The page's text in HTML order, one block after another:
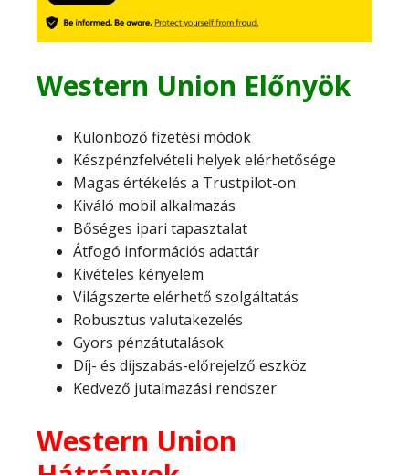
Western Union Előnyök
Különböző fizetési módok
Készpénzfelvételi helyek elérhetősége
Magas értékelés a Trustpilot-on
Kiváló mobil alkalmazás
Bőséges ipari tapasztalat
Átfogó információs adattár
Kivételes kényelem
Világszerte elérhető szolgáltatás
Robusztus valutakezelés
Gyors pénzátutalások
Díj- és díjszabás-előrejelző eszköz
Kedvező jutalmazási rendszer
Western Union